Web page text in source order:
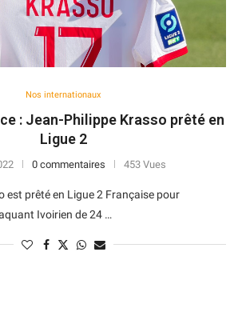
Nos internationaux
: Jean-Philippe Krasso prêté en
Ligue 2
0 commentaires 453 Vues
est prêté en Ligue 2 Française pour
Ivoirien de 24 …